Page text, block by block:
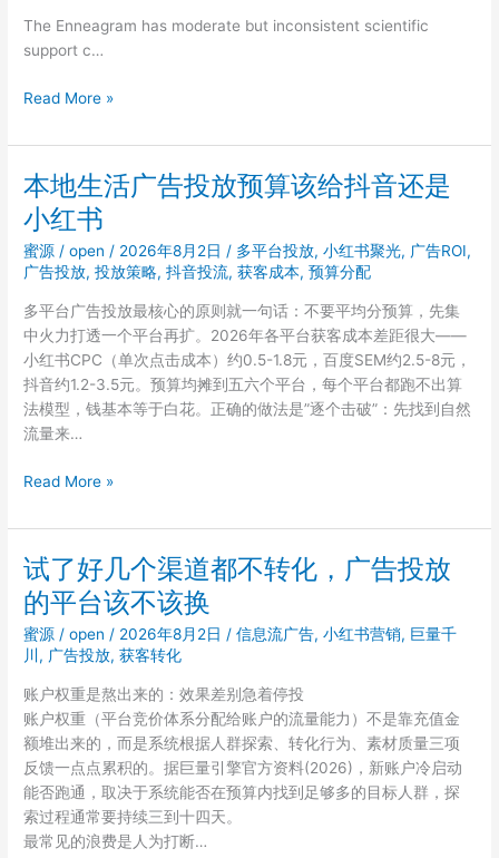
请
码
的
解
答
汇
总
The Enneagram has moderate but inconsistent scientific
support c…
Which
Test
Should
You
Take?
Big
Five,
or
Enneagram
Read More »
本地生活广告投放预算该给抖音还是
小红书
蜜源 /open/ 2026年8月2日/ 多平台投放,小红书聚光, 广告ROI,
广告投放,投放策略,抖音投流,获客成本,预算分配
多平台广告投放最核心的原则就一句话：不要平均分预算，先集
中火力打透一个平台再扩。2026年各平台获客成本差距很大——
小红书CPC（单次点击成本）约0.5-1.8元，百度SEM约2.5-8元，
抖音约1.2-3.5元。预算均摊到五六个平台，每个平台都跑不出算
法模型，钱基本等于白花。正确的做法是”逐个击破”：先找到自然
流量来…
本
生
活
广
告
投
放
算
该
给
抖
音
还
是
Read More »
试了好几个渠道都不转化，广告投放
的平台该不该换
蜜源 /open/ 2026年8月2日/信息流广告,小红书营销, 巨量千
川 , 广告投放,获客转化
账户权重是熬出来的：效果差别急着停投
账户权重（平台竞价体系分配给账户的流量能力）不是靠充值金
额堆出来的，而是系统根据人群探索、转化行为、素材质量三项
反馈一点点累积的。据巨量引擎官方资料(2026)，新账户冷启动
能否跑通，取决于系统能否在预算内找到足够多的目标人群，探
索过程通常要持续三到十四天。
最常见的浪费是人为打断…